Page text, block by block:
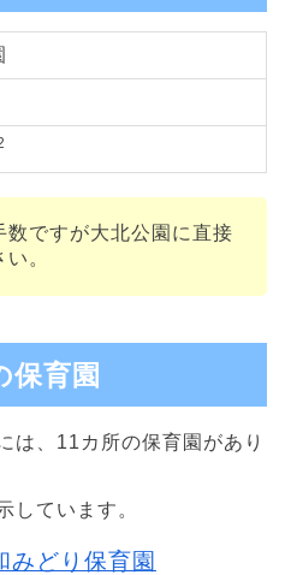
数ですが大北公園に直接
。
保育園
は、11カ所の保育園があり
しています。
みどり保育園